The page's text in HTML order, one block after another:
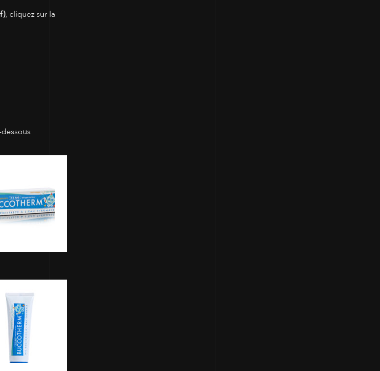
, cliquez sur la